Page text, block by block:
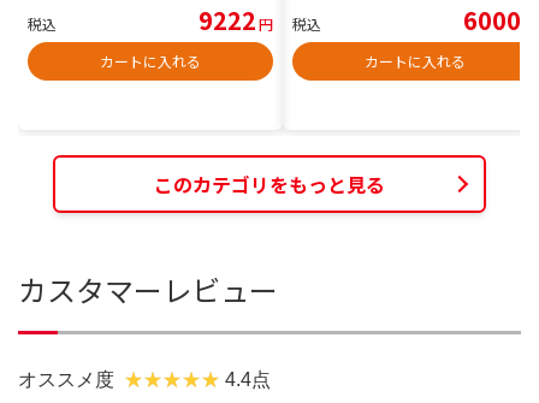
税込 9222円
カートに入れる
税込 6000
カートに入れる
このカテゴリをもっと見る
カスタマーレビュー
オススメ度 4.4点